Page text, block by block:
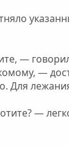
—
—
Для
—